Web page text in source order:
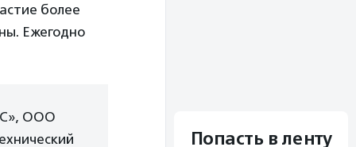
более
Ежегодно
ООО
Попасть в ленту